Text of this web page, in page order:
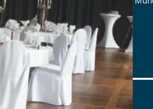
Tel.: Tel.: 089 - 97593111
Details
www.airbraeu.de
Alte Posthalterei